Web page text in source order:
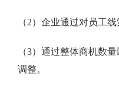
（2）企业通过对员工
（3）通过整体商机数
调整。